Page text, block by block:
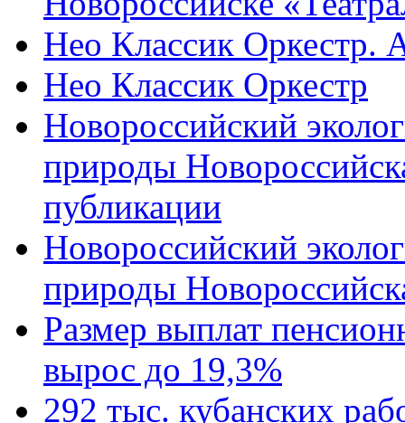
Нео Классик Оркестр.
Нео Классик Оркестр
Новороссийский
природы
публикации
Новороссийский
природы
Размер выплат
вырос до 19,3%
292 тыс. кубанских